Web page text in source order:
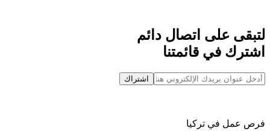
لتبقى على اتصال دائم
اشترك في قائمتنا
اشتراك
فرص عمل في تركيا